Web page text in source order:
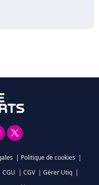
| Politique de cookies |
CGU | CGV | Gérer Utiq |